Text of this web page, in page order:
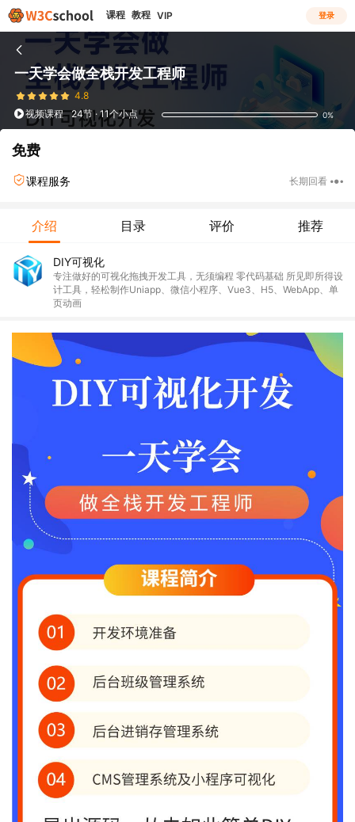
课程 教程 VIP 登录
一天学会做全栈开发工程师
4.8
视频课程
24节 · 11个小点 0%
免费
课程服务 长期回看
介绍 目录 评价 推荐
DIY可视化
专注做好的可视化拖拽开发工具，无须编程 零代码基础 所见即所得设
计工具，轻松制作Uniapp、微信小程序、Vue3、H5、WebApp、单
页动画